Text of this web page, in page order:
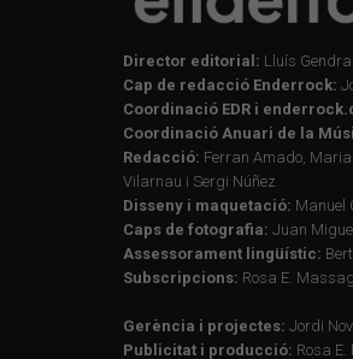
Director editorial: Lluís
Cap de redacció Enderrock:
Coordinació EDR i
Coordinació Anuari de la
Redacció: Ferran Amado,
Vilarnau i Sergi Núñez
Disseny i maquetació: Manuel
Caps de fotografia: Juan
Assessorament lingüístic:
Subscripcions: Rosa E.
Gerència i projectes: Jordi
Publicitat i producció: Rosa